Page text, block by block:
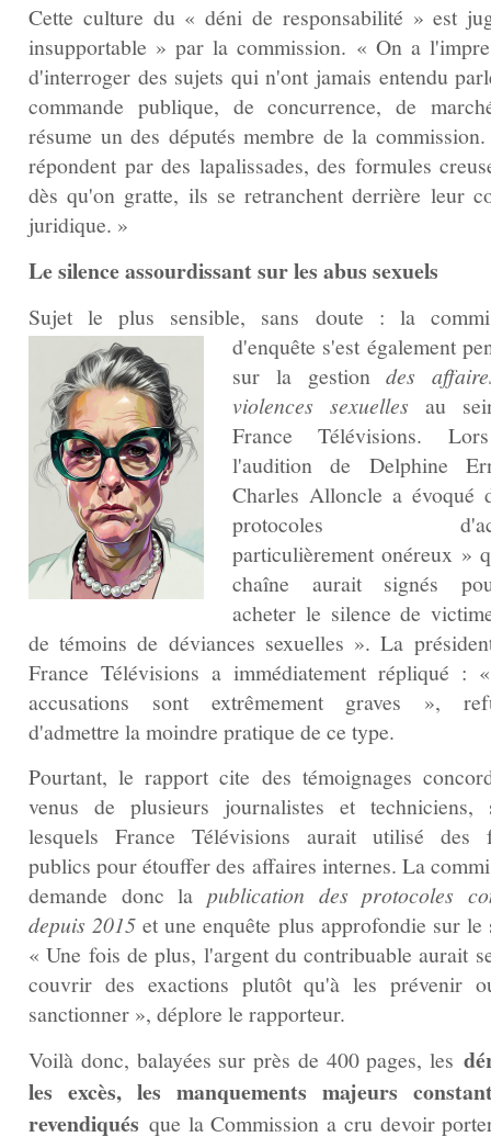
Cette culture du « déni de responsabilité » est
insupportable » par la commission. « On a
d'interroger des sujets qui n'ont jamais entendu
commande publique, de concurrence, de
résume un des députés membre de la
répondent par des lapalissades, des formules
dès qu'on gratte, ils se retranchent derrière leur
juridique. »
Le silence assourdissant sur les abus sexuels
Sujet le plus sensible, sans doute : la
d'enquête s'est également
sur la gestiondes
violences sexuelles au
France Télévisions.
l'audition de Delphine
Charles Alloncle a évoqué
protocoles
particulièrement onéreux »
chaîne aurait signés
acheter le silence de
de témoins de déviances sexuelles ». La
France Télévisions a immédiatement répliqué :
accusations sont extrêmement graves »,
d'admettre la moindre pratique de ce type.
Pourtant, le rapport cite des témoignages
venus de plusieurs journalistes et techniciens,
lesquels France Télévisions aurait utilisé des
publics pour étouffer des affaires internes. La
demande donc la publication des protocoles
depuis 2015 et une enquête plus approfondie sur le
« Une fois de plus, l'argent du contribuable aurait
couvrir des exactions plutôt qu'à les prévenir
sanctionner », déplore le rapporteur.
Voilà donc, balayées sur près de 400 pages, les
les excès, les manquements majeurs
revendiqués que la Commission a cru devoir